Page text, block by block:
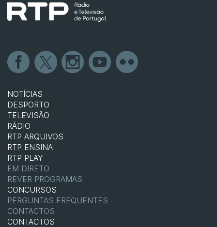
NOTÍCIAS
DESPORTO
TELEVISÃO
RÁDIO
RTP ARQUIVOS
RTP ENSINA
RTP PLAY
EM DIRETO
REVER PROGRAMAS
CONCURSOS
PERGUNTAS FREQUENTES
CONTACTOS
CONTACTOS